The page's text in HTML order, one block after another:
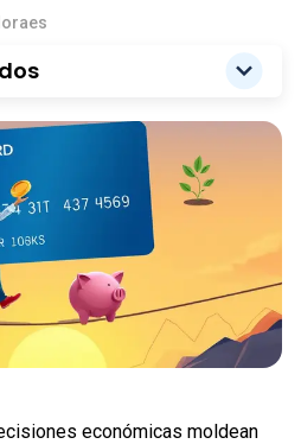
económicas moldean